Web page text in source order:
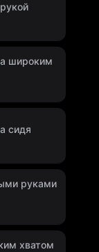
широким
сидя
руками
хватом